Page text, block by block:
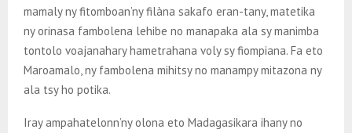
mamaly ny fitomboan’ny filàna sakafo eran-tany, matetika
ny orinasa fambolena lehibe no manapaka ala sy manimba
tontolo voajanahary hametrahana voly sy fiompiana. Fa eto
Maroamalo, ny fambolena mihitsy no manampy mitazona ny
ala tsy ho potika.
Iray ampahatelonn’ny olona eto Madagasikara ihany no